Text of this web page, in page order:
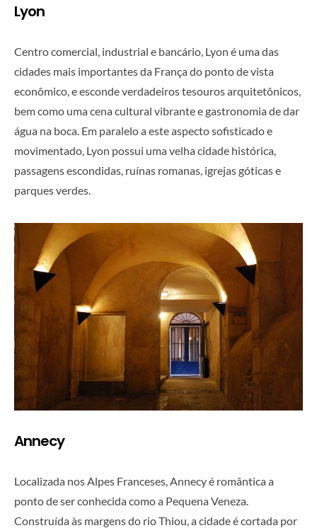
Lyon
Centro comercial, industrial e bancário, Lyon é uma das
cidades mais importantes da França do ponto de vista
econômico, e esconde verdadeiros tesouros arquitetônicos,
bem como uma cena cultural vibrante e gastronomia de dar
água na boca. Em paralelo a este aspecto sofisticado e
movimentado, Lyon possui uma velha cidade histórica,
passagens escondidas, ruínas romanas, igrejas góticas e
parques verdes.
Annecy
Localizada nos Alpes Franceses, Annecy é romântica a
ponto de ser conhecida como a Pequena Veneza.
Construída às margens do rio Thiou, a cidade é cortada por